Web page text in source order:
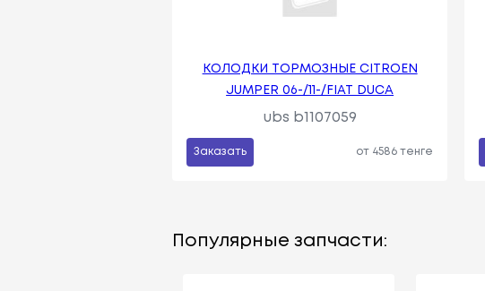
КОЛОДКИ ТОРМОЗНЫЕ CITROEN
JUMPER 06-/11-/FIAT DUCA
ubs b1107059
Заказать от 4586 тенге
Популярные запчасти: